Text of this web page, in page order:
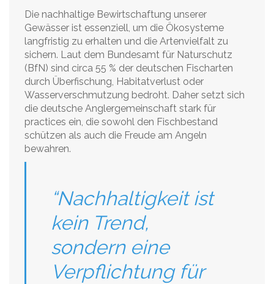
Die nachhaltige Bewirtschaftung unserer
Gewässer ist essenziell, um die Ökosysteme
langfristig zu erhalten und die Artenvielfalt zu
sichern. Laut dem Bundesamt für Naturschutz
(BfN) sind circa 55 % der deutschen Fischarten
durch Überfischung, Habitatverlust oder
Wasserverschmutzung bedroht. Daher setzt sich
die deutsche Anglergemeinschaft stark für
practices ein, die sowohl den Fischbestand
schützen als auch die Freude am Angeln
bewahren.
“Nachhaltigkeit ist
kein Trend,
sondern eine
Verpflichtung für